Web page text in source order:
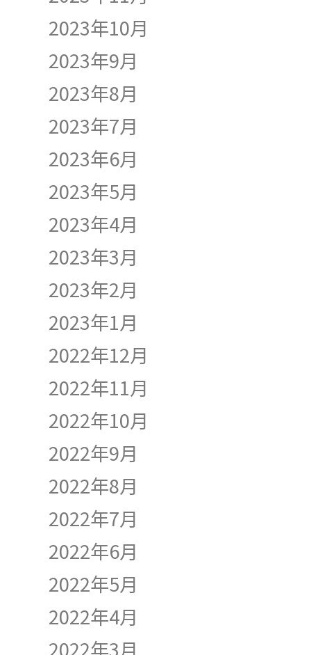
2023年10月
2023年9月
2023年8月
2023年7月
2023年6月
2023年5月
2023年4月
2023年3月
2023年2月
2023年1月
2022年12月
2022年11月
2022年10月
2022年9月
2022年8月
2022年7月
2022年6月
2022年5月
2022年4月
2022年3月